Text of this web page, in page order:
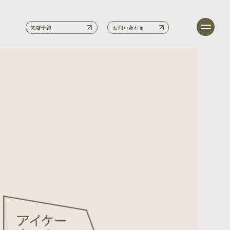
来店予約 お問い合わせ